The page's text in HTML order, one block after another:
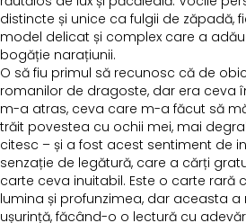
distincte și unice ca fulgii de zăpadă,
model delicat și complex care a
bogăție narațiunii.
O să fiu primul să recunosc că de
romanilor de dragoste, dar era ceva
m-a atras, ceva care m-a făcut să
trăit povestea cu ochii mei, mai
citesc – și a fost acest sentiment de
senzație de legătură, care a cărți
carte ceva inuitabil. Este o carte rară
lumina și profunzimea, dar aceasta a
ușurință, făcând-o o lectură cu